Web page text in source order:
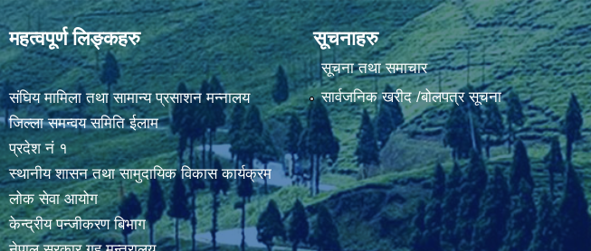
महत्वपूर्ण लिङ्कहरु
संघिय मामिला तथा सामान्य प्रसाशन मन्नालय
जिल्ला समन्वय समिति ईलाम
प्रदेश नं १
स्थानीय शासन तथा सामुदायिक विकास कार्यक्रम
लोक सेवा आयोग
केन्द्रीय पन्जीकरण बिभाग
सूचनाहरु
सूचना तथा समाचार
सार्वजनिक खरीद /बोलपत्र सूचना